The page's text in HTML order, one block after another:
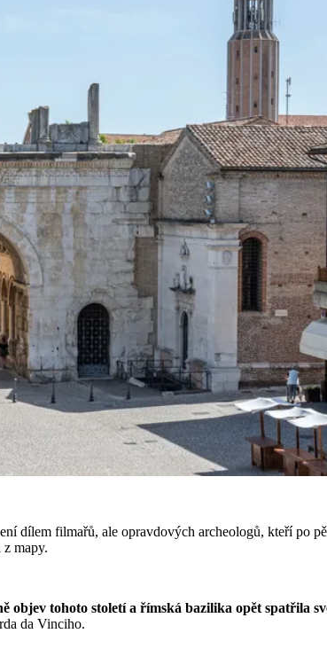
dílem filmařů, ale opravdových archeologů, kteří po
z mapy.
objev tohoto století a římská bazilika opět spatřila
da Vinciho.